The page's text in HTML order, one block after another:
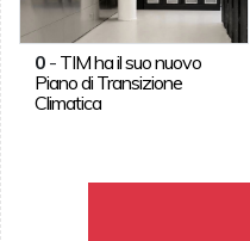
0- TIM ha il suo nuovo
Piano di Transizione
Climatica